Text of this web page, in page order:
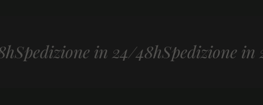
in 24/48hSpedizione in 24/